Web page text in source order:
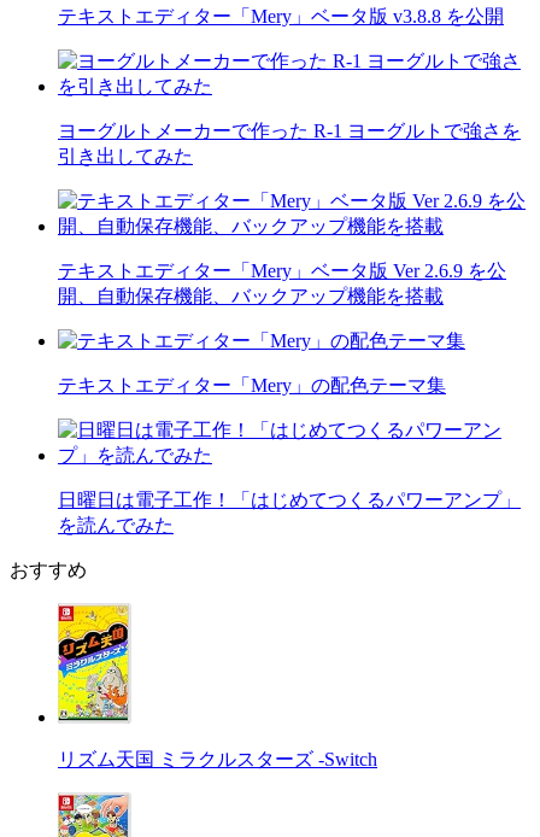
テキストエディター「Mery」ベータ版 v3.8.8 を公開
ヨーグルトメーカーで作った R-1 ヨーグルトで強さを
引き出してみた
テキストエディター「Mery」ベータ版 Ver 2.6.9 を公
開、自動保存機能、バックアップ機能を搭載
テキストエディター「Mery」の配色テーマ集
日曜日は電子工作！「はじめてつくるパワーアンプ」
を読んでみた
おすすめ
リズム天国 ミラクルスターズ -Switch